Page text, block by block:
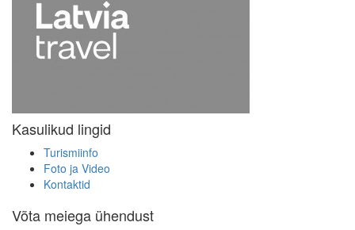
Kasulikud lingid
Turismiinfo
Foto ja Video
Kontaktid
Võta meiega ühendust